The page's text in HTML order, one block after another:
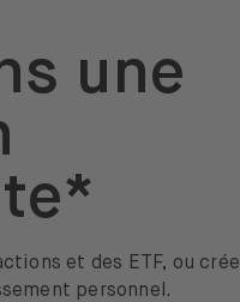
une
et des ETF, ou crée
personnel.